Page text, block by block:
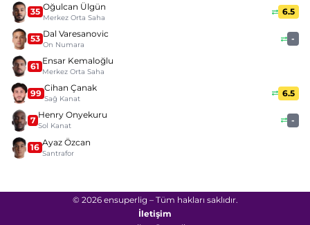
35 Oğulcan Ülgün
Merkez Orta Saha
6.5
53 Dal Varesanovic
On Numara
-
61 Ensar Kemaloğlu
Merkez Orta Saha
99 Cihan Çanak
Sağ Kanat
6.5
7 Henry Onyekuru
Sol Kanat
-
16 Ayaz Özcan
Santrafor
© 2026 ensuperlig – Tüm hakları saklıdır.
İletişim